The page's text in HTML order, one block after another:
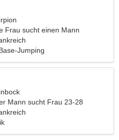
Frau sucht einen Mann
Jumping
Mann sucht Frau 23-28